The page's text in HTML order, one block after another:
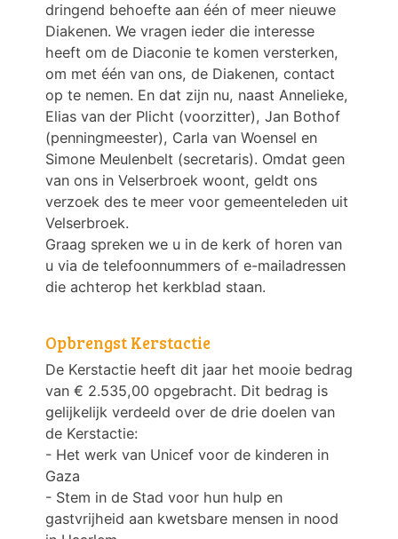
dringend behoefte aan één of meer nieuwe
Diakenen. We vragen ieder die interesse
heeft om de Diaconie te komen versterken,
om met één van ons, de Diakenen, contact
op te nemen. En dat zijn nu, naast Annelieke,
Elias van der Plicht (voorzitter), Jan Bothof
(penningmeester), Carla van Woensel en
Simone Meulenbelt (secretaris). Omdat geen
van ons in Velserbroek woont, geldt ons
verzoek des te meer voor gemeenteleden uit
Velserbroek.
Graag spreken we u in de kerk of horen van
u via de telefoonnummers of e-mailadressen
die achterop het kerkblad staan.
Opbrengst Kerstactie
De Kerstactie heeft dit jaar het mooie bedrag
van € 2.535,00 opgebracht. Dit bedrag is
gelijkelijk verdeeld over de drie doelen van
de Kerstactie:
- Het werk van Unicef voor de kinderen in
Gaza
- Stem in de Stad voor hun hulp en
gastvrijheid aan kwetsbare mensen in nood